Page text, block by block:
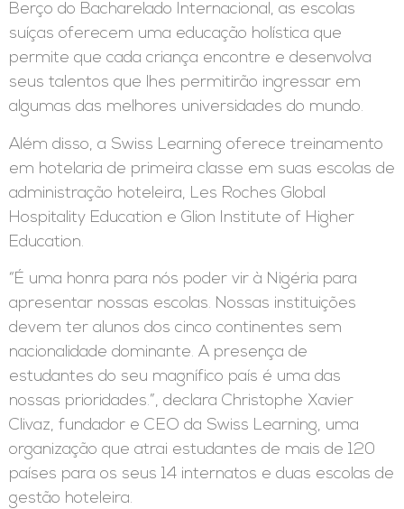
Berço do Bacharelado Internacional, as escolas
suíças oferecem uma educação holística que
permite que cada criança encontre e desenvolva
seus talentos que lhes permitirão ingressar em
algumas das melhores universidades do mundo.
Além disso, a Swiss Learning oferece treinamento
em hotelaria de primeira classe em suas escolas de
administração hoteleira, Les Roches Global
Hospitality Education e Glion Institute of Higher
Education.
“É uma honra para nós poder vir à Nigéria para
apresentar nossas escolas. Nossas instituições
devem ter alunos dos cinco continentes sem
nacionalidade dominante. A presença de
estudantes do seu magnífico país é uma das
nossas prioridades.”, declara Christophe Xavier
Clivaz, fundador e CEO da Swiss Learning, uma
organização que atrai estudantes de mais de 120
países para os seus 14 internatos e duas escolas de
gestão hoteleira.